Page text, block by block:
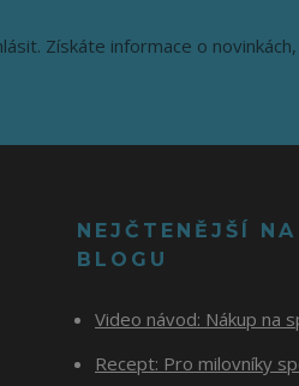
Získáte informace o novinkách,
NEJČTENĚJŠÍ NA
BLOGU
Video návod: Nákup na
Recept: Pro milovníky